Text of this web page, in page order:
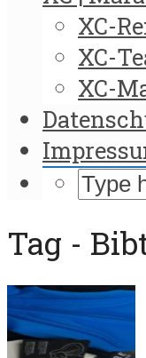
XC-
XC-
XC-
Tag -